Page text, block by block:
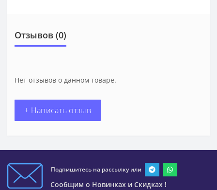
Отзывов (0)
Нет отзывов о данном товаре.
+ Написать отзыв
Подпишитесь на рассылку или
Сообщим о Новинках и Скидках !